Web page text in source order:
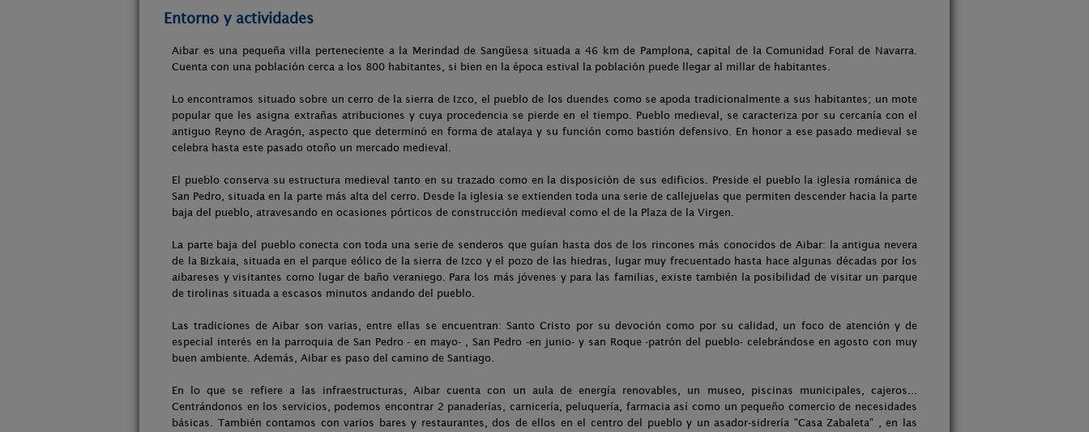
Entorno y actividades
Aibar es una pequeña villa perteneciente a la Merindad de Sangüesa situada a 46 km de Pamplona, capital de la Comunidad Foral de Navarra.
Cuenta con una población cerca a los 800 habitantes, si bien en la época estival la población puede llegar al millar de habitantes.
Lo encontramos situado sobre un cerro de la sierra de Izco, el pueblo de los duendes como se apoda tradicionalmente a sus habitantes; un mote
popular que les asigna extrañas atribuciones y cuya procedencia se pierde en el tiempo. Pueblo medieval, se caracteriza por su cercanía con el
antiguo Reyno de Aragón, aspecto que determinó en forma de atalaya y su función como bastión defensivo. En honor a ese pasado medieval se
celebra hasta este pasado otoño un mercado medieval.
El pueblo conserva su estructura medieval tanto en su trazado como en la disposición de sus edificios. Preside el pueblo la iglesia románica de
San Pedro, situada en la parte más alta del cerro. Desde la iglesia se extienden toda una serie de callejuelas que permiten descender hacia la parte
baja del pueblo, atravesando en ocasiones pórticos de construcción medieval como el de la Plaza de la Virgen.
La parte baja del pueblo conecta con toda una serie de senderos que guían hasta dos de los rincones más conocidos de Aibar: la antigua nevera
de la Bizkaia, situada en el parque eólico de la sierra de Izco y el pozo de las hiedras, lugar muy frecuentado hasta hace algunas décadas por los
aibareses y visitantes como lugar de baño veraniego. Para los más jóvenes y para las familias, existe también la posibilidad de visitar un parque
de tirolinas situada a escasos minutos andando del pueblo.
Las tradiciones de Aibar son varias, entre ellas se encuentran: Santo Cristo por su devoción como por su calidad, un foco de atención y de
especial interés en la parroquia de San Pedro - en mayo- , San Pedro -en junio- y san Roque -patrón del pueblo- celebrándose en agosto con muy
buen ambiente. Además, Aibar es paso del camino de Santiago.
En lo que se refiere a las infraestructuras, Aibar cuenta con un aula de energía renovables, un museo, piscinas municipales, cajeros...
Centrándonos en los servicios, podemos encontrar 2 panaderías, carnicería, peluquería, farmacia así como un pequeño comercio de necesidades
básicas. También contamos con varios bares y restaurantes, dos de ellos en el centro del pueblo y un asador-sidrería "Casa Zabaleta" , en las